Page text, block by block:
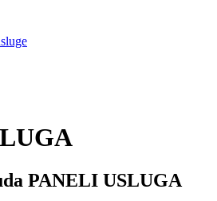
PANELI USLUGA